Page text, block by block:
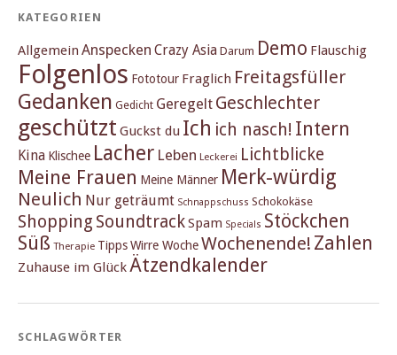
KATEGORIEN
Allgemein Anspecken Crazy Asia Darum Demo Flauschig
Folgenlos Fototour Fraglich Freitagsfüller
Gedanken Gedicht Geregelt Geschlechter
geschützt Guckst du Ich ich nasch! Intern
Kina Klischee Lacher Leben Leckerei Lichtblicke
Meine Frauen Meine Männer Merk-würdig
Neulich Nur geträumt Schnappschuss Schokokäse
Shopping SoundtrackSpam Specials Stöckchen
Süß Therapie TippsWirre WocheWochenende! Zahlen
Zuhause im Glück Ätzendkalender
SCHLAGWÖRTER